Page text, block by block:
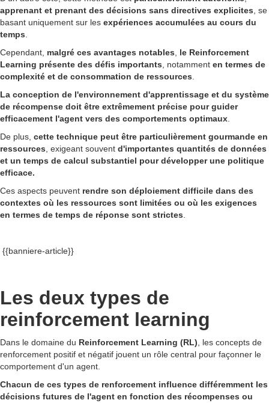
apprenant et prenant des décisions sans directives explicites , se
basant uniquement sur les expériences accumulées au cours du
temps
Cependant, malgré ces avantages notables
le Reinforcement
Learning présente des défis importants , notamment en termes de
complexité et de consommation de ressources
La conception de l'environnement d'apprentissage et du système
de récompense doit être extrêmement précise pour guider
efficacement l'agent vers des comportements optimaux
De plus, cette technique peut être particulièrement gourmande en
ressources , exigeant souvent d'importantes quantités de données
et un temps de calcul substantiel pour développer une politique
efficace.
Ces aspects peuvent rendre son déploiement difficile dans des
contextes où les ressources sont limitées ou où les exigences
en termes de temps de réponse sont strictes
{{banniere-article}}
Les deux types de
reinforcement learning
Dans le domaine du Reinforcement Learning (RL) , les concepts de
renforcement positif et négatif jouent un rôle central pour façonner le
comportement d'un agent.
Chacun de ces types de renforcement influence différemment les
décisions futures de l'agent en fonction des récompenses ou